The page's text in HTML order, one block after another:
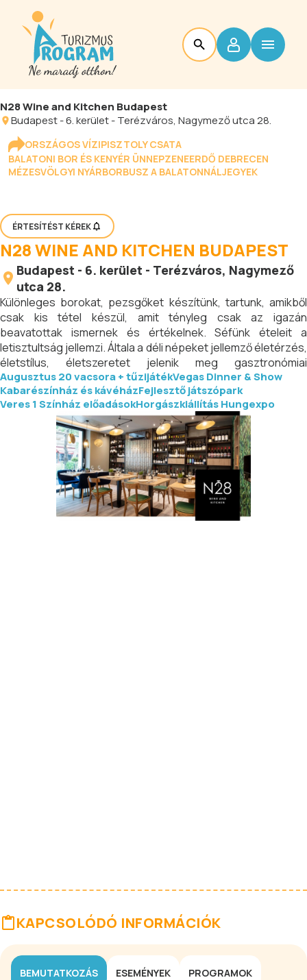
N28 Wine and Kitchen Budapest
Budapest-6. kerület - Terézváros, Nagymező utca 28.
ORSZÁGOS VÍZIPISZTOLY CSATA
BALATONI BOR ÉS KENYÉR ÜNNEPZENEERDŐ DEBRECEN
MÉZESVÖLGYI NYÁRBORBUSZ A BALATONNÁLJEGYEK
ÉRTESÍTÉST KÉREK
N28 WINE AND KITCHEN BUDAPEST
Budapest - 6. kerület - Terézváros, Nagymező
utca 28.
Különleges borokat, pezsgőket készítünk, tartunk, amikből
csak kis tétel készül, amit tényleg csak az igazán
beavatottak ismernek és értékelnek. Séfünk ételeit a
letisztultság jellemzi. Általa a déli népeket jellemző életérzés,
életstílus, életszeretet jelenik meg gasztronómiai
kínálatunkban. Déltől ebéd menüvel, este illetve egész nap à
la carte ételkínálattal várunk.
Augusztus 20 vacsora + tűzijátékVegas Dinner & Show
Kabarészínház és kávéházFejlesztő játszópark
Veres 1 Színház előadásokHorgászkiállítás Hungexpo
KAPCSOLÓDÓ INFORMÁCIÓK
BEMUTATKOZÁS ESEMÉNYEK PROGRAMOK